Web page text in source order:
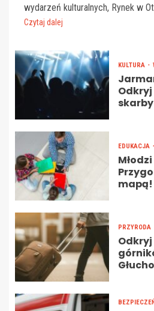
wydarzeń kulturalnych, Rynek w
Czytaj dalej
KULTURA
skarby
EDUKACJA
mapą!
PRZYRODA